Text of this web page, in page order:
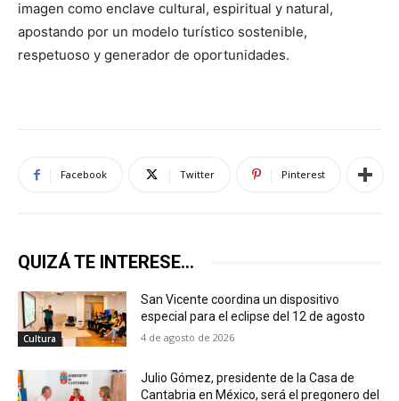
imagen como enclave cultural, espiritual y natural,
apostando por un modelo turístico sostenible,
respetuoso y generador de oportunidades.
Facebook Twitter Pinterest
QUIZÁ TE INTERESE...
Cultura
San Vicente coordina un dispositivo
especial para el eclipse del 12 de agosto
4 de agosto de 2026
Julio Gómez, presidente de la Casa de
Cantabria en México, será el pregonero del